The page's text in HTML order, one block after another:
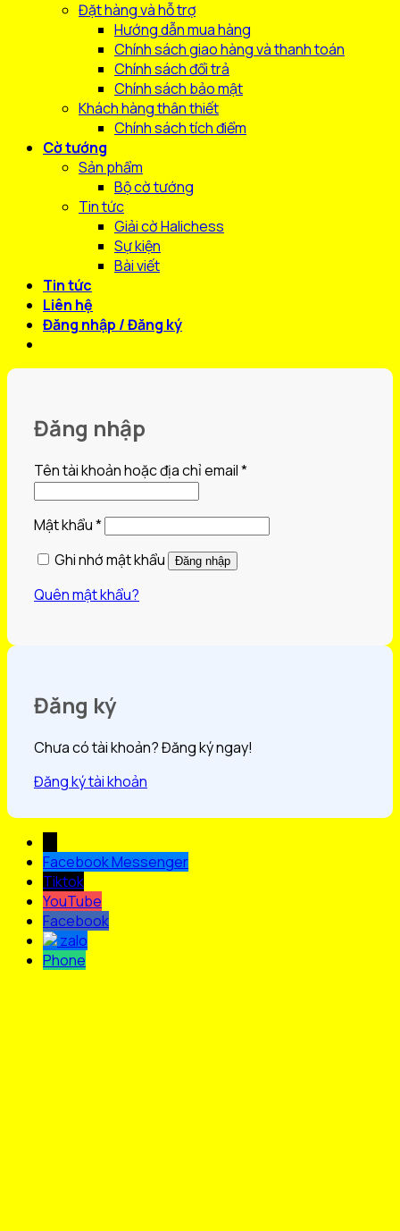
Đặt hàng và hỗ trợ
Hướng dẫn mua hàng
Chính sách giao hàng và thanh toán
Chính sách đổi trả
Chính sách bảo mật
Khách hàng thân thiết
Chính sách tích điểm
Cờ tướng
Sản phẩm
Bộ cờ tướng
Tin tức
Giải cờ Halichess
Sự kiện
Bài viết
Tin tức
Liên hệ
Đăng nhập / Đăng ký
Đăng nhập
Tên tài khoản hoặc địa chỉ email*Bắt
Mật khẩu*Bắt
Ghi nhớ mật khẩu
Đăng nhập
Quên mật khẩu?
Đăng ký
Chưa có tài khoản? Đăng ký ngay!
Đăng ký tài khoản
Facebook Messenger
Tiktok
YouTube
Facebook
zalo
Phone